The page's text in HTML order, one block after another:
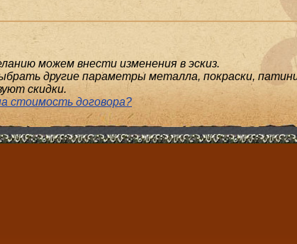
можем внести изменения в эскиз.
другие параметры металла, покраски,
скидки.
стоимость договора?